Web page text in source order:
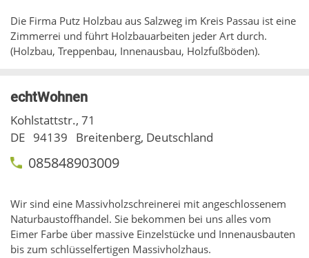
Die Firma Putz Holzbau aus Salzweg im Kreis Passau ist eine
Zimmerrei und führt Holzbauarbeiten jeder Art durch.
(Holzbau, Treppenbau, Innenausbau, Holzfußböden).
echtWohnen
Kohlstattstr., 71
DE 94139 Breitenberg, Deutschland
085848903009
Wir sind eine Massivholzschreinerei mit angeschlossenem
Naturbaustoffhandel. Sie bekommen bei uns alles vom
Eimer Farbe über massive Einzelstücke und Innenausbauten
bis zum schlüsselfertigen Massivholzhaus.